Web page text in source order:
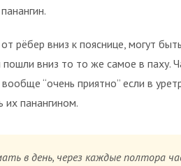
рёбер вниз к пояснице, могут
вниз то то же самое в паху.
“очень приятно” если в
их панангином.
в день, через каждые полтора